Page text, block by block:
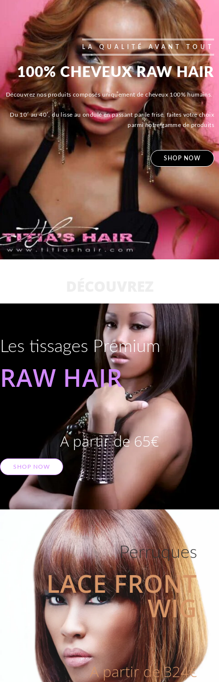
LA QUALITÉ AVANT TOUT
100% CHEVEUX RAW HAIR
Découvrez nos produits composés uniquement de cheveux 100% humains.
Du 10′ au 40′, du lisse au ondulé en passant par le frisé, faites votre choix
parmi notre gamme de produits
SHOP NOW
Les tissages Premium
RAW HAIR
A partir de 65€
SHOP NOW
Perruques
LACE FRONT
WIG
A partir de 324€